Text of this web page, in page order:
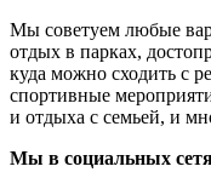
Мы советуем любые
отдых в парках,
куда можно сходить с
спортивные
и отдыха с семьей, и
Мы в социальных